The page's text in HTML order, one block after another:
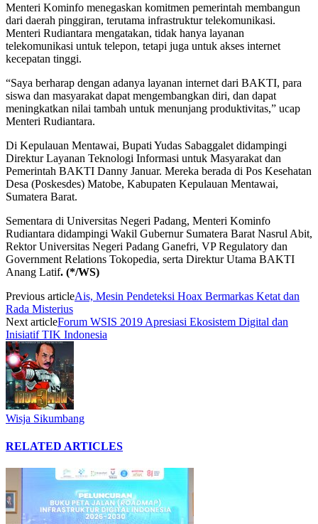
Menteri Kominfo menegaskan komitmen pemerintah membangun
dari daerah pinggiran, terutama infrastruktur telekomunikasi.
Menteri Rudiantara mengatakan, tidak hanya layanan
telekomunikasi untuk telepon, tetapi juga untuk akses internet
kecepatan tinggi.
“Saya berharap dengan adanya layanan internet dari BAKTI, para
siswa dan masyarakat dapat mengembangkan diri, dan dapat
meningkatkan nilai tambah untuk menunjang produktivitas,” ucap
Menteri Rudiantara.
Di Kepulauan Mentawai, Bupati Yudas Sabaggalet didampingi
Direktur Layanan Teknologi Informasi untuk Masyarakat dan
Pemerintah BAKTI Danny Januar. Mereka berada di Pos Kesehatan
Desa (Poskesdes) Matobe, Kabupaten Kepulauan Mentawai,
Sumatera Barat.
Sementara di Universitas Negeri Padang, Menteri Kominfo
Rudiantara didampingi Wakil Gubernur Sumatera Barat Nasrul Abit,
Rektor Universitas Negeri Padang Ganefri, VP Regulatory dan
Government Relations Tokopedia, serta Direktur Utama BAKTI
Anang Latif. (*/WS)
Previous articleAis, Mesin Pendeteksi Hoax Bermarkas Ketat dan
Rada Misterius
Next articleForum WSIS 2019 Apresiasi Ekosistem Digital dan
Inisiatif TIK Indonesia
Wisja Sikumbang
RELATED ARTICLES